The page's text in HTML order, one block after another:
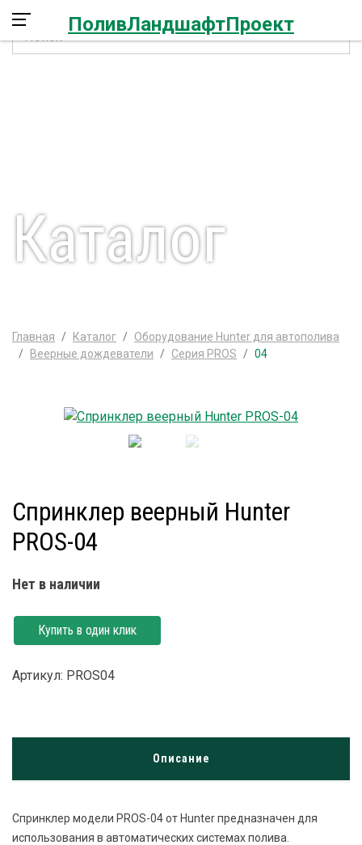
ПоливЛандшафтПроект
+7 968 593-29-91
Каталог
Главная Каталог
Оборудование Hunter для автополива
Веерные дождеватели
Серия PROS 04
Спринклер веерный Hunter
PROS-04
Нет в наличии
Купить в один клик
Артикул: PROS04
Описание
Спринклер модели PROS-04 от Hunter предназначен для
использования в автоматических системах полива.